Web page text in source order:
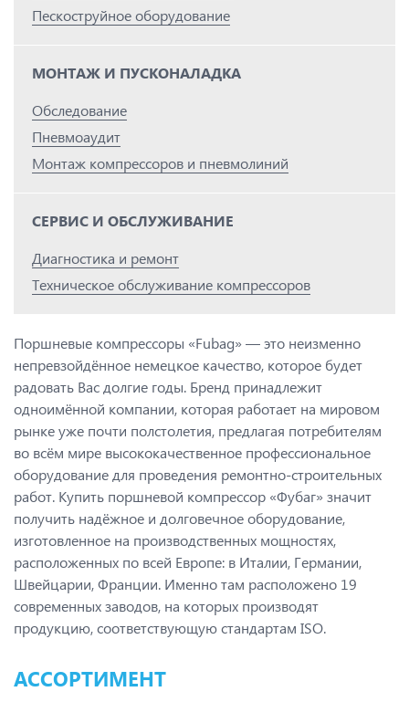
Пескоструйное оборудование
МОНТАЖ И ПУСКОНАЛАДКА
Обследование
Пневмоаудит
Монтаж компрессоров и пневмолиний
СЕРВИС И ОБСЛУЖИВАНИЕ
Диагностика и ремонт
Техническое обслуживание компрессоров
Поршневые компрессоры «Fubag» ― это неизменно
непревзойдённое немецкое качество, которое будет
радовать Вас долгие годы. Бренд принадлежит
одноимённой компании, которая работает на мировом
рынке уже почти полстолетия, предлагая потребителям
во всём мире высококачественное профессиональное
оборудование для проведения ремонтно-строительных
работ. Купить поршневой компрессор «Фубаг» значит
получить надёжное и долговечное оборудование,
изготовленное на производственных мощностях,
расположенных по всей Европе: в Италии, Германии,
Швейцарии, Франции. Именно там расположено 19
современных заводов, на которых производят
продукцию, соответствующую стандартам ISO.
АССОРТИМЕНТ